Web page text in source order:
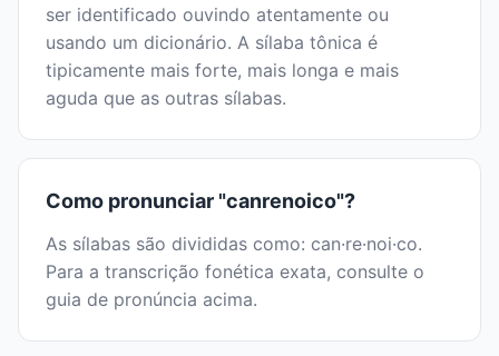
ser identificado ouvindo atentamente ou
usando um dicionário. A sílaba tônica é
tipicamente mais forte, mais longa e mais
aguda que as outras sílabas.
Como pronunciar "canrenoico"?
As sílabas são divididas como: can·re·noi·co.
Para a transcrição fonética exata, consulte o
guia de pronúncia acima.